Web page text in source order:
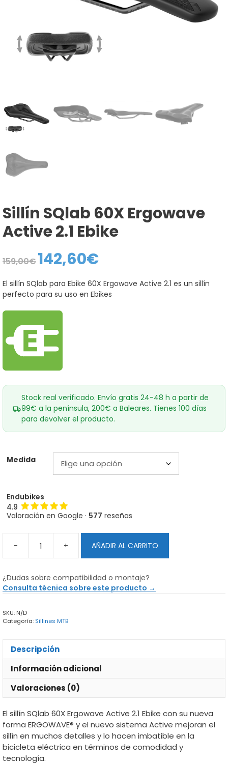
Sillín SQlab 60X Ergowave
Active 2.1 Ebike
159,00€
El
precio
era:
159,00€.
142,60€El
precio
es:
142,60€.
El sillín SQlab para Ebike 60X Ergowave Active 2.1 es un sillín
perfecto para su uso en Ebikes
Stock real verificado. Envío gratis 24-48 h a partir de
99€ a la península, 200€ a Baleares. Tienes 100 días
para devolver el producto.
Medida
Endubikes
4.9
Valoración en Google · 577 reseñas
-
Sillín
SQlab
Ergowave
Active
+ AÑADIR AL CARRITO
¿Dudas sobre compatibilidad o montaje?
Consulta técnica sobre este producto →
SKU: N/D
Categoría: Sillines MTB
Descripción
Información adicional
Valoraciones (0)
El sillín SQlab 60X Ergowave Active 2.1 Ebike con su nueva
forma ERGOWAVE® y el nuevo sistema Active mejoran el
sillín en muchos detalles y lo hacen imbatible en la
bicicleta eléctrica en términos de comodidad y
tecnología.